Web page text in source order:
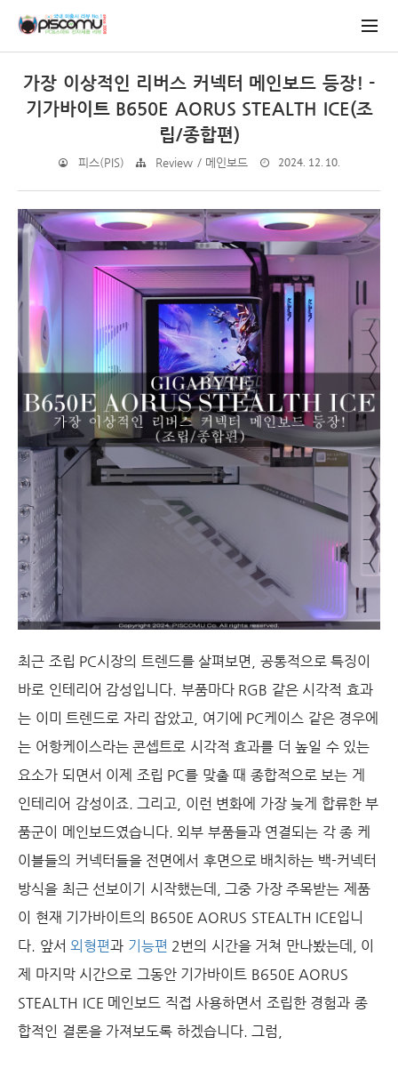
가장 이상적인 리버스 커넥터 메인보드 등장! -
기가바이트 B650E AORUS STEALTH ICE(조
립/종합편)
피스(PIS) Review / 메인보드 2024. 12. 10.
최근 조립 PC시장의 트렌드를 살펴보면, 공통적으로 특징이
바로 인테리어 감성입니다. 부품마다 RGB 같은 시각적 효과
는 이미 트렌드로 자리 잡았고, 여기에 PC케이스 같은 경우에
는 어항케이스라는 콘셉트로 시각적 효과를 더 높일 수 있는
요소가 되면서 이제 조립 PC를 맞출 때 종합적으로 보는 게
인테리어 감성이죠. 그리고, 이런 변화에 가장 늦게 합류한 부
품군이 메인보드였습니다. 외부 부품들과 연결되는 각 종 케
이블들의 커넥터들을 전면에서 후면으로 배치하는 백-커넥터
방식을 최근 선보이기 시작했는데, 그중 가장 주목받는 제품
이 현재 기가바이트의 B650E AORUS STEALTH ICE입니
다. 앞서 외형편과 기능편 2번의 시간을 거쳐 만나봤는데, 이
제 마지막 시간으로 그동안 기가바이트 B650E AORUS
STEALTH ICE 메인보드 직접 사용하면서 조립한 경험과 종
합적인 결론을 가져보도록 하겠습니다. 그럼,